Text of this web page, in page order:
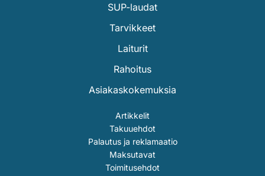
SUP-laudat
Tarvikkeet
Laiturit
Rahoitus
Asiakaskokemuksia
Artikkelit
Takuuehdot
Palautus ja reklamaatio
Maksutavat
Toimitusehdot